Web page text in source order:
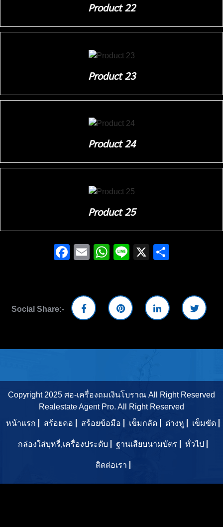
Product 22
Product 23
Product 24
Product 25
Facebook
EmailWhatsApp
LineX
Social Share:-
Copyright 2025 ศอ-เครื่องถมเงินโบราณ All Right Reserved
Realestate Agent Pro. All Right Reserved
หน้าแรก
สร้อยคอ สร้อยข้อมือ เข็มกลัด ต่างหู เข็มขัด
กล่องใส่บุหรี่,เครื่องประดับ ฐานเสียบนามบัตร ทั่วไป
ติดต่อเรา